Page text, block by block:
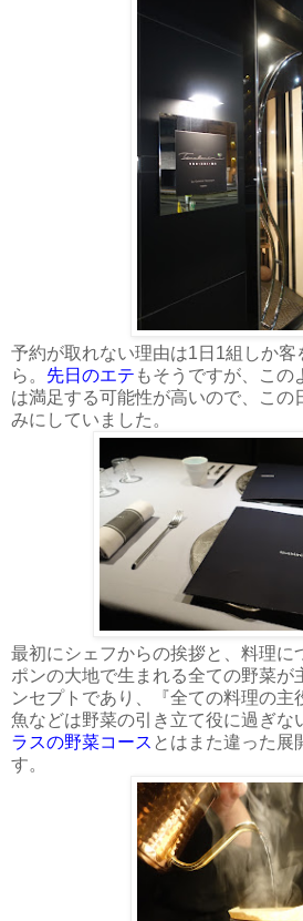
予約が取れない理由は1日1組しか
ら。 先日のエテ もそうですが、この
は満足する可能性が高いので、この
みにしていました。
最初にシェフからの挨拶と、料理に
ポンの大地で生まれる全ての野菜が
ンセプトであり、『全ての料理の主
魚などは野菜の引き立て役に過ぎな
ラスの野菜コース とはまた違った展
す。